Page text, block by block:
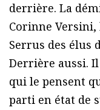
derrière. La
Corinne Versini,
Serrus des élus
Derrière aussi.
qui le pensent
parti en état de